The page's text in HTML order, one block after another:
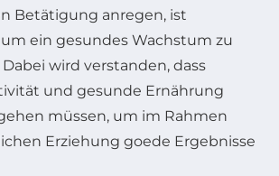
Betätigung anregen, ist
ein gesundes Wachstum zu
wird verstanden, dass
und gesunde Ernährung
müssen, um im Rahmen
Erziehung goede Ergebnisse